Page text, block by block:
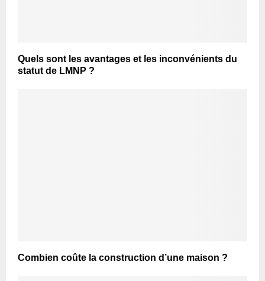
Quels sont les avantages et les inconvénients du
statut de LMNP ?
Combien coûte la construction d’une maison ?